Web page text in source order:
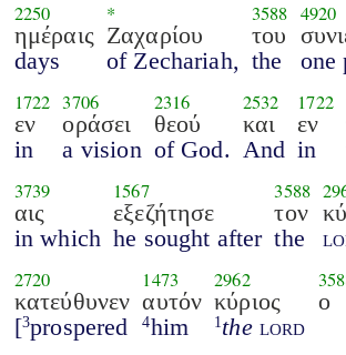
2250
ημέραις
days
*
Ζαχαρίου
of Zechariah,
3588
του
the
4920
one
1722
εν
in
3706
οράσει
a vision
2316
θεού
of God.
2532
και
And
1722
εν
in
3739
αις
in which
1567
εξεζήτησε
he sought after
3588
τον
the
2720
κατεύθυνεν
[3prospered
1473
αυτόν
4him
2962
κύριος
1 the lord
ο